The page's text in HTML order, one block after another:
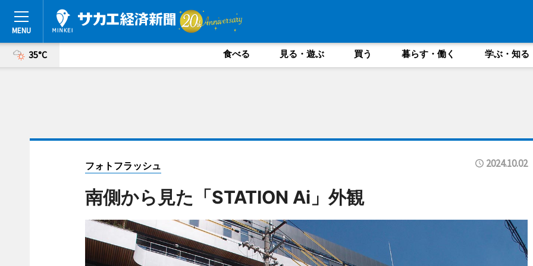
35°C 食べる 見る・遊ぶ 買う 暮らす・働く 学ぶ・知る
フォトフラッシュ 2024.10.02
南側から見た「STATION Ai」外観